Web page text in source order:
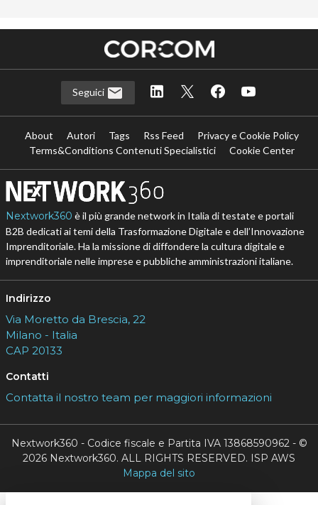
Seguici
About Autori Tags Rss Feed
Privacy e Cookie Policy
Terms&Conditions Contenuti Specialistici
Cookie Center
Nextwork360 è il più grande network in Italia di testate e portali
B2B dedicati ai temi della Trasformazione Digitale e dell’Innovazione
Imprenditoriale. Ha la missione di diffondere la cultura digitale e
imprenditoriale nelle imprese e pubbliche amministrazioni italiane.
Indirizzo
Via Moretto da Brescia, 22
Milano - Italia
CAP 20133
Contatti
Contatta il nostro team per maggiori informazioni
Nextwork360 - Codice fiscale e Partita IVA 13868590962 - ©
2026 Nextwork360. ALL RIGHTS RESERVED. ISP AWS
Mappa del sito